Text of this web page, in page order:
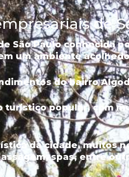
de
São Paulo conhecida
um ambiente
do bairro
turístico popular, com
da cidade, muitos
spas, entre